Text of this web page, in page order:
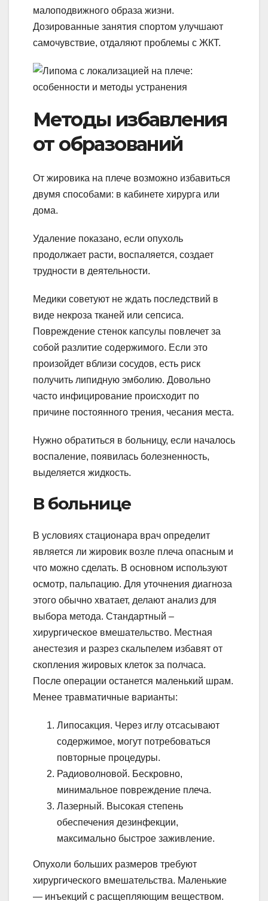
малоподвижного образа жизни.
Дозированные занятия спортом улучшают
самочувствие, отдаляют проблемы с ЖКТ.
Методы избавления
от образований
От жировика на плече возможно избавиться
двумя способами: в кабинете хирурга или
дома.
Удаление показано, если опухоль
продолжает расти, воспаляется, создает
трудности в деятельности.
Медики советуют не ждать последствий в
виде некроза тканей или сепсиса.
Повреждение стенок капсулы повлечет за
собой разлитие содержимого. Если это
произойдет вблизи сосудов, есть риск
получить липидную эмболию. Довольно
часто инфицирование происходит по
причине постоянного трения, чесания места.
Нужно обратиться в больницу, если началось
воспаление, появилась болезненность,
выделяется жидкость.
В больнице
В условиях стационара врач определит
является ли жировик возле плеча опасным и
что можно сделать. В основном используют
осмотр, пальпацию. Для уточнения диагноза
этого обычно хватает, делают анализ для
выбора метода. Стандартный –
хирургическое вмешательство. Местная
анестезия и разрез скальпелем избавят от
скопления жировых клеток за полчаса.
После операции останется маленький шрам.
Менее травматичные варианты:
Липосакция. Через иглу отсасывают
содержимое, могут потребоваться
повторные процедуры.
Радиоволновой. Бескровно,
минимальное повреждение плеча.
Лазерный. Высокая степень
обеспечения дезинфекции,
максимально быстрое заживление.
Опухоли больших размеров требуют
хирургического вмешательства. Маленькие
— инъекций с расщепляющим веществом.